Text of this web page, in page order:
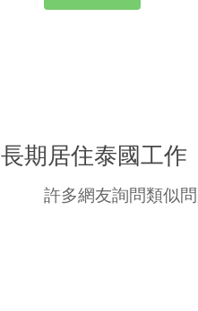
期居住泰國工作
許多網友詢問類似